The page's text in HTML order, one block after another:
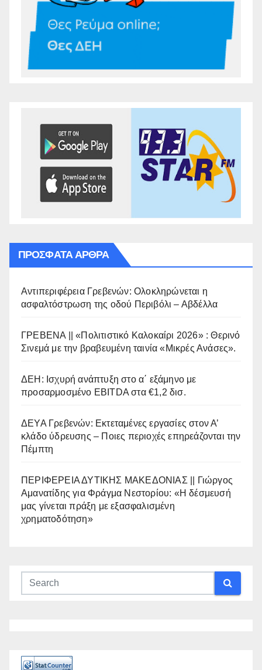
ΠΡΌΣΦΑΤΑ ΆΡΘΡΑ
Αντιπεριφέρεια Γρεβενών: Ολοκληρώνεται η
ασφαλτόστρωση της οδού Περιβόλι – Αβδέλλα
ΓΡΕΒΕΝΑ || «Πολιτιστικό Καλοκαίρι 2026» : Θερινό
Σινεμά με την βραβευμένη ταινία «Μικρές Ανάσες».
ΔΕΗ: Ισχυρή ανάπτυξη στο α΄ εξάμηνο με
προσαρμοσμένο EBITDA στα €1,2 δισ.
ΔΕΥΑ Γρεβενών: Εκτεταμένες εργασίες στον Α’
κλάδο ύδρευσης – Ποιες περιοχές επηρεάζονται την
Πέμπτη
ΠΕΡΙΦΕΡΕΙΑ ΔΥΤΙΚΗΣ ΜΑΚΕΔΟΝΙΑΣ || Γιώργος
Αμανατίδης για Φράγμα Νεστορίου: «Η δέσμευσή
μας γίνεται πράξη με εξασφαλισμένη
χρηματοδότηση»